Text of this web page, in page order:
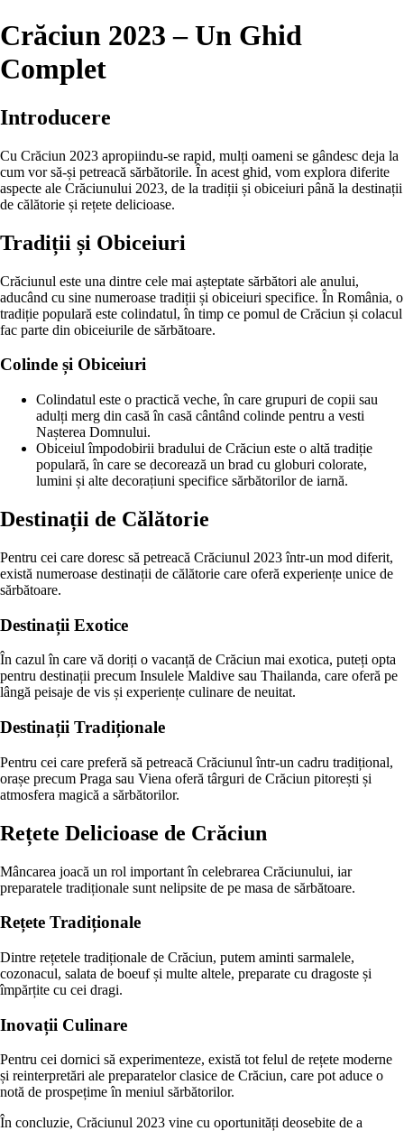
Crăciun 2023 – Un Ghid
Complet
Introducere
Cu Crăciun 2023 apropiindu-se rapid, mulți oameni se gândesc deja la
cum vor să-și petreacă sărbătorile. În acest ghid, vom explora diferite
aspecte ale Crăciunului 2023, de la tradiții și obiceiuri până la destinații
de călătorie și rețete delicioase.
Tradiții și Obiceiuri
Crăciunul este una dintre cele mai așteptate sărbători ale anului,
aducând cu sine numeroase tradiții și obiceiuri specifice. În România, o
tradiție populară este colindatul, în timp ce pomul de Crăciun și colacul
fac parte din obiceiurile de sărbătoare.
Colinde și Obiceiuri
Colindatul este o practică veche, în care grupuri de copii sau
adulți merg din casă în casă cântând colinde pentru a vesti
Nașterea Domnului.
Obiceiul împodobirii bradului de Crăciun este o altă tradiție
populară, în care se decorează un brad cu globuri colorate,
lumini și alte decorațiuni specifice sărbătorilor de iarnă.
Destinații de Călătorie
Pentru cei care doresc să petreacă Crăciunul 2023 într-un mod diferit,
există numeroase destinații de călătorie care oferă experiențe unice de
sărbătoare.
Destinații Exotice
În cazul în care vă doriți o vacanță de Crăciun mai exotica, puteți opta
pentru destinații precum Insulele Maldive sau Thailanda, care oferă pe
lângă peisaje de vis și experiențe culinare de neuitat.
Destinații Tradiționale
Pentru cei care preferă să petreacă Crăciunul într-un cadru tradițional,
orașe precum Praga sau Viena oferă târguri de Crăciun pitorești și
atmosfera magică a sărbătorilor.
Rețete Delicioase de Crăciun
Mâncarea joacă un rol important în celebrarea Crăciunului, iar
preparatele tradiționale sunt nelipsite de pe masa de sărbătoare.
Rețete Tradiționale
Dintre rețetele tradiționale de Crăciun, putem aminti sarmalele,
cozonacul, salata de boeuf și multe altele, preparate cu dragoste și
împărțite cu cei dragi.
Inovații Culinare
Pentru cei dornici să experimenteze, există tot felul de rețete moderne
și reinterpretări ale preparatelor clasice de Crăciun, care pot aduce o
notă de prospețime în meniul sărbătorilor.
În concluzie, Crăciunul 2023 vine cu oportunități deosebite de a